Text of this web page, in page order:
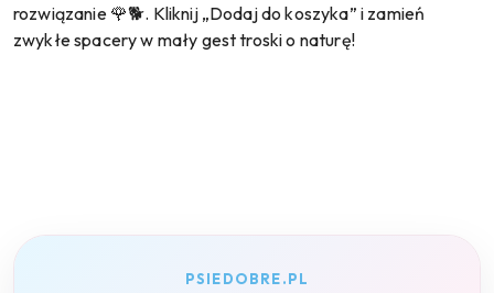
rozwiązanie 🌹🐕. Kliknij „Dodaj do koszyka” i zamień
zwykłe spacery w mały gest troski o naturę!
PSIEDOBRE.PL